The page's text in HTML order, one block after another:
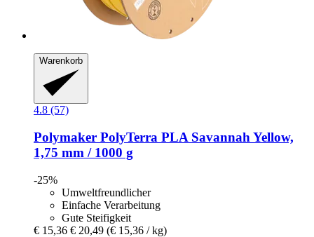
Warenkorb
4.8 (57)
Polymaker PolyTerra PLA Savannah Yellow,
1,75 mm / 1000 g
-25%
Umweltfreundlicher
Einfache Verarbeitung
Gute Steifigkeit
€ 15,36 € 20,49 (€ 15,36 / kg)